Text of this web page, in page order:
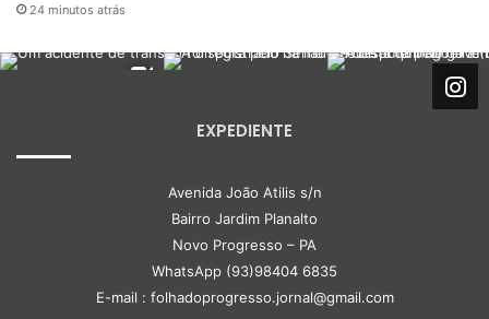
24 minutos atrás
EXPEDIENTE
Avenida João Atilis s/n
Bairro Jardim Planalto
Novo Progresso – PA
WhatsApp (93)98404 6835
E-mail : folhadoprogresso.jornal@gmail.com